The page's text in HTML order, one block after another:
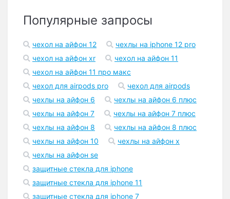
Популярные запросы
чехол на айфон 12
чехлы на iphone 12 pro
чехол на айфон xr
чехол на айфон 11
чехол на айфон 11 про макс
чехол для airpods pro
чехол для airpods
чехлы на айфон 6
чехлы на айфон 6 плюс
чехлы на айфон 7
чехлы на айфон 7 плюс
чехлы на айфон 8
чехлы на айфон 8 плюс
чехлы на айфон 10
чехлы на айфон x
чехлы на айфон se
защитные стекла для iphone
защитные стекла для iphone 11
защитные стекла для iphone 7